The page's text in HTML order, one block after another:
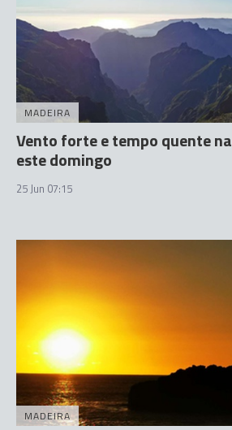
MADEIRA
Vento forte e tempo quente
este domingo
25 Jun 07:15
MADEIRA